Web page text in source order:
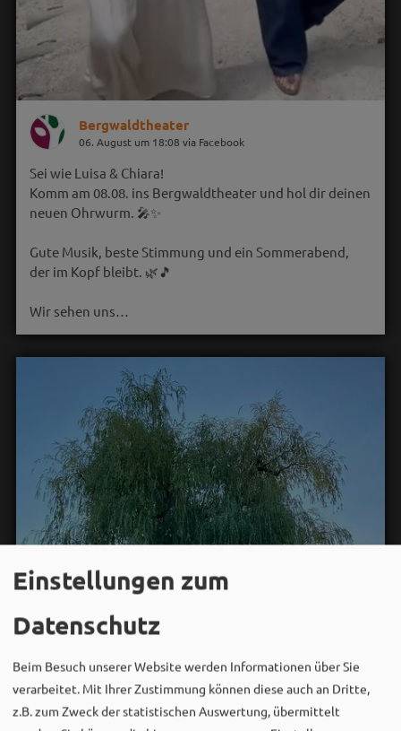
Bergwaldtheater
06. August um 18:08 via Facebook
Sei wie Luisa & Chiara!
Komm am 08.08. ins Bergwaldtheater und hol dir deinen
neuen Ohrwurm. 🎤✨
Gute Musik, beste Stimmung und ein Sommerabend,
der im Kopf bleibt. 🌿🎵
Wir sehen uns…
Einstellungen zum
Datenschutz
Beim Besuch unserer Website werden Informationen über Sie
verarbeitet. Mit Ihrer Zustimmung können diese auch an Dritte,
z.B. zum Zweck der statistischen Auswertung, übermittelt